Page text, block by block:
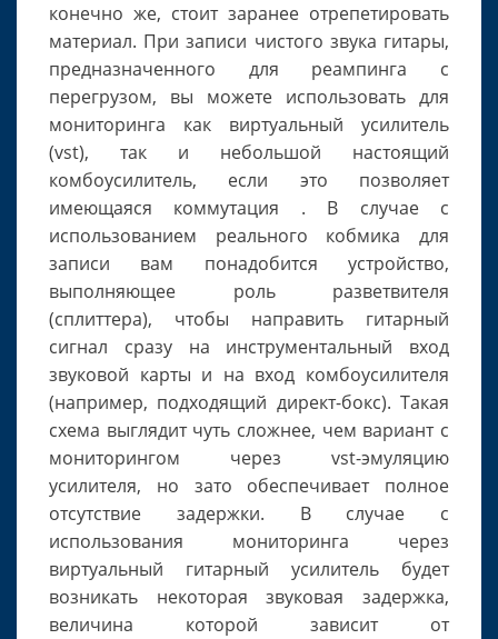
конечно же, стоит заранее отрепетировать
материал. При записи чистого звука гитары,
предназначенного для реампинга с
перегрузом, вы можете использовать для
мониторинга как виртуальный усилитель
(vst), так и небольшой настоящий
комбоусилитель, если это позволяет
имеющаяся коммутация . В случае с
использованием реального кобмика для
записи вам понадобится устройство,
выполняющее роль разветвителя
(сплиттера), чтобы направить гитарный
сигнал сразу на инструментальный вход
звуковой карты и на вход комбоусилителя
(например, подходящий директ-бокс). Такая
схема выглядит чуть сложнее, чем вариант с
мониторингом через vst-эмуляцию
усилителя, но зато обеспечивает полное
отсутствие задержки. В случае с
использования мониторинга через
виртуальный гитарный усилитель будет
возникать некоторая звуковая задержка,
величина которой зависит от